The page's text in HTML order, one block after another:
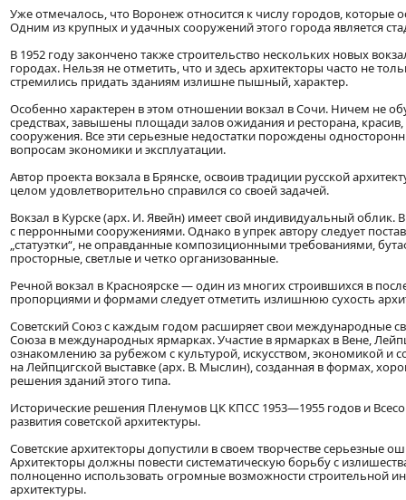
Уже отмечалось, что Воронеж относится к числу городов, которые
Одним из крупных и удачных сооружений этого города является
В 1952 году закончено также строительство нескольких новых
городах. Нельзя не отметить, что и здесь архитекторы часто не
стремились придать зданиям излишне пышный, характер.
Особенно характерен в этом отношении вокзал в Сочи. Ничем не
средствах, завышены площади залов ожидания и ресторана,
сооружения. Все эти серьезные недостатки порождены
вопросам экономики и эксплуатации.
Автор проекта вокзала в Брянске, освоив традиции русской
целом удовлетворительно справился со своей задачей.
Вокзал в Курске (арх. И. Явейн) имеет свой индивидуальный
с перронными сооружениями. Однако в упрек автору следует
„статуэтки“, не оправданные композиционными требованиями,
просторные, светлые и четко организованные.
Речной вокзал в Красноярске — один из многих строившихся в
пропорциями и формами следует отметить излишнюю сухость
Советский Союз с каждым годом расширяет свои международные
Союза в международных ярмарках. Участие в ярмарках в Вене,
ознакомлению за рубежом с культурой, искусством, экономикой и
на Лейпцигской выставке (арх. В. Мыслин), созданная в формах,
решения зданий этого типа.
Исторические решения Пленумов ЦК КПСС 1953—1955 годов и
развития советской архитектуры.
Советские архитекторы допустили в своем творчестве
Архитекторы должны повести систематическую борьбу с
полноценно использовать огромные возможности строительной
архитектуры.